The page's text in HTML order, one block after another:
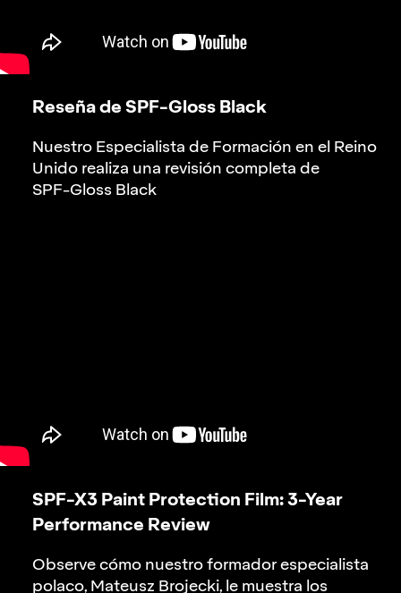
Reseña de SPF-Gloss Black
Nuestro Especialista de Formación en el Reino
Unido realiza una revisión completa de
SPF-Gloss Black
SPF-X3 Paint Protection Film:3-Year
Performance Review
Observe cómo nuestro formador especialista
polaco, Mateusz Brojecki, le muestra los